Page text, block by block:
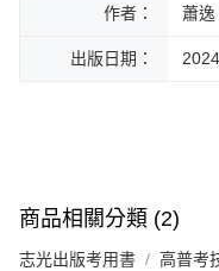
作者： 蕭逸
出版日期：
商品相關分類 (2)
志光出版考用書 高普考